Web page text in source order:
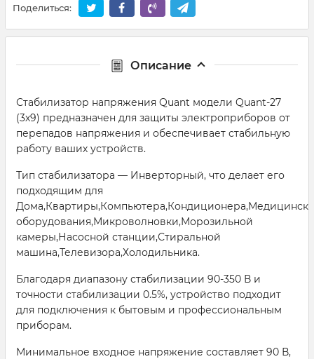
Поделиться:
Описание
Стабилизатор напряжения Quant модели Quant-27
(3х9) предназначен для защиты электроприборов от
перепадов напряжения и обеспечивает стабильную
работу ваших устройств.
Тип стабилизатора — Инверторный, что делает его
подходящим для
оборудования,Микроволновки,Морозильной
камеры,Насосной станции,Стиральной
машина,Телевизора,Холодильника.
Благодаря диапазону стабилизации 90-350 В и
точности стабилизации 0.5%, устройство подходит
для подключения к бытовым и профессиональным
приборам.
Минимальное входное напряжение составляет 90 В,